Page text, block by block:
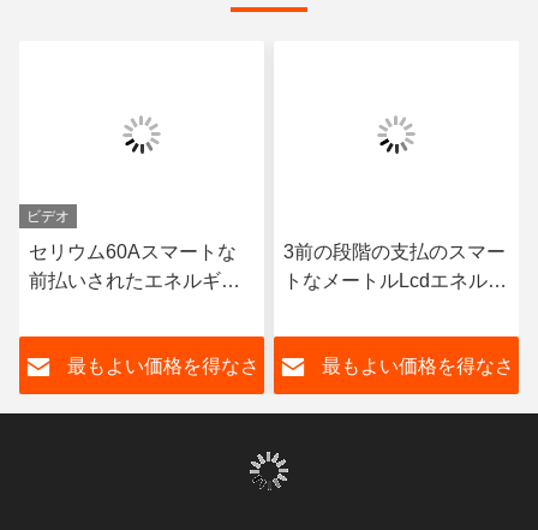
ビデオ
セリウム60Aスマートな
前払いされたエネルギー
モニタリング システムと
の電気を前払いした
最もよい価格を得なさ
3前の段階の支払のスマー
トなメートルLcdエネルギ
イヤー多チャネル
最もよい価格を得なさ